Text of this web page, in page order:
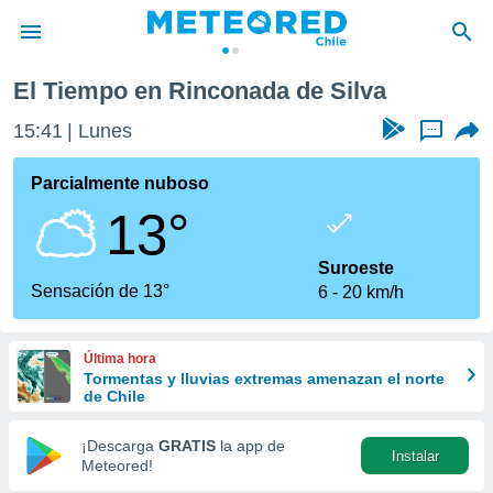
de
por
se
calidad.
a este
las
y
forma
digital
basada
El Tiempo en Rinconada de Silva
15:41 Lunes ...
Parcialmente nuboso
13°
Sensación de 13°
Suroeste
6
20 km/h
Última hora
Tormentas y lluvias extremas amenazan el norte
de Chile
¡Descarga GRATIS la app de
Meteored!
Instalar